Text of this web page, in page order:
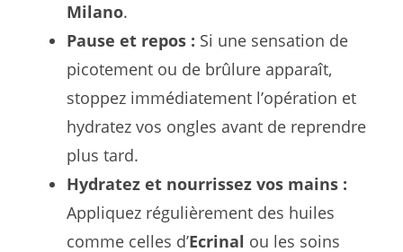
Milano.
Pause et repos : Si une sensation de
picotement ou de brûlure apparaît,
stoppez immédiatement l’opération et
hydratez vos ongles avant de reprendre
plus tard.
Hydratez et nourrissez vos mains :
Appliquez régulièrement des huiles
comme celles d’Ecrinal ou les soins